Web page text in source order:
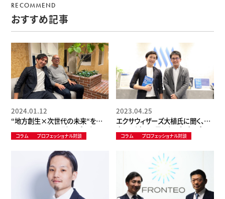
RECOMMEND
おすすめ記事
“地方創生×次世代の未来“を創る
コミュニティ(DAO型)とデジタル田
園都市構想の実現に向けて ～学
新しいシェアオフィス空間「GITY」
神保氏とともに〜
2024.01.12
コラム プロフェッショナル対談
エクサウィザーズ大植氏に聞く、日
本のAI活用に足りない視点、プロフ
ェッショナルに必要なメンタリティ
2023.04.25
コラム プロフェッショナル対談